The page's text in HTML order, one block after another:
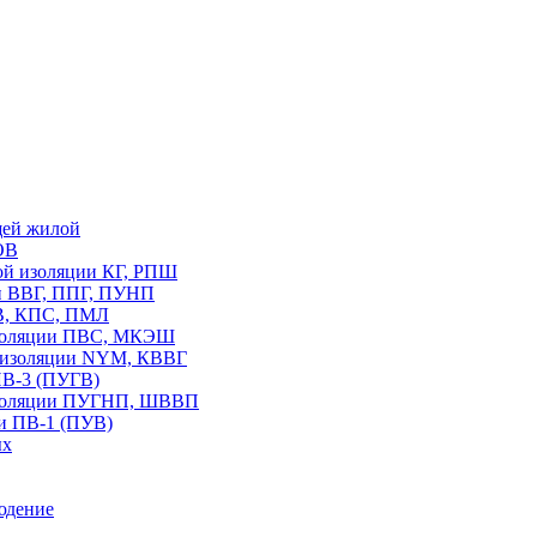
жилой
изоляции КГ, РПШ
ВВГ, ППГ, ПУНП
КПС, ПМЛ
ПВС, МКЭШ
NYM, КВВГ
3 (ПУГВ)
ПУГНП, ШВВП
ПВ-1 (ПУВ)